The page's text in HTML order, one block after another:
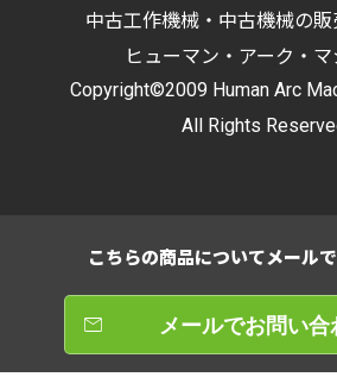
中古工作機械・中古機械の
ヒューマン・アーク・
Copyright©2009 Human Arc
All Rights
こちらの商品についてメール
メールでお問い合